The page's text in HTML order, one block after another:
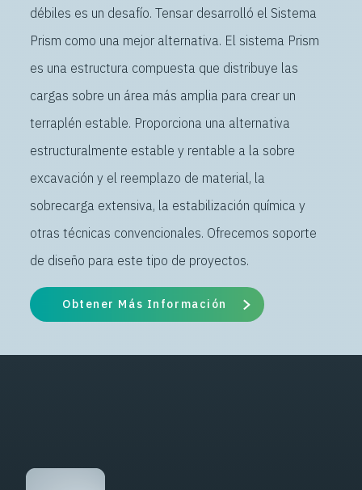
débiles es un desafío. Tensar desarrolló el Sistema
Prism como una mejor alternativa. El sistema Prism
es una estructura compuesta que distribuye las
cargas sobre un área más amplia para crear un
terraplén estable. Proporciona una alternativa
estructuralmente estable y rentable a la sobre
excavación y el reemplazo de material, la
sobrecarga extensiva, la estabilización química y
otras técnicas convencionales. Ofrecemos soporte
de diseño para este tipo de proyectos.
Obtener Más Información